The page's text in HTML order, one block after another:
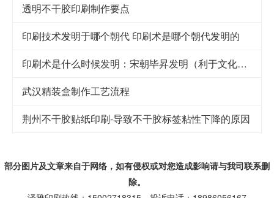
透明不干胶印刷制作要点
印刷技术发明于哪个朝代 印刷术是哪个朝代发明的
印刷术是什么时候发明：宋朝毕昇发明（利于文化传承）
武汉精装盒制作工艺流程
荆州不干胶贴纸印刷-导致不干胶标签粘性下降的原因
部分图片及文章来自于网络，如有侵权或对您造成影响请与我司联系删
除。